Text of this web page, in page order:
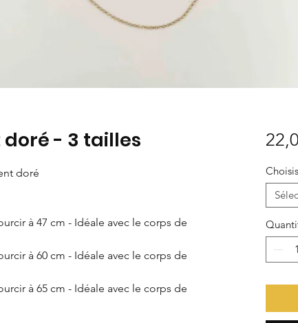
- 3 tailles
doré
à 47 cm - Idéale avec le corps de
à 60 cm - Idéale avec le corps de
à 65 cm - Idéale avec le corps de